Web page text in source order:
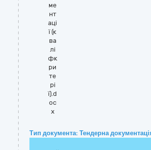
ме
нт
аці
ї (к
ва
лі
фк
ри
те
рі
ї).d
oc
x
Тип документа: Тендерна